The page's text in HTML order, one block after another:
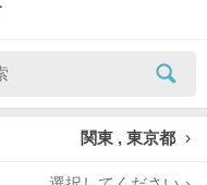
関東 , 東京都